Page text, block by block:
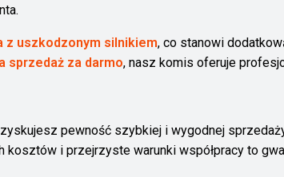
z uszkodzonym silnikiem, co stanowi
sprzedaż za darmo, nasz komis oferuje
pewność szybkiej i wygodnej
i przejrzyste warunki współpracy to